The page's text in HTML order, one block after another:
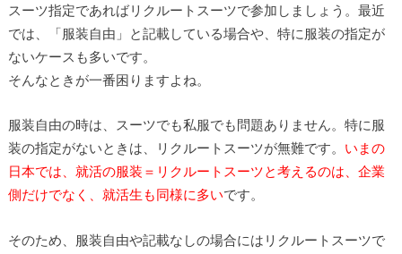
スーツ指定であればリクルートスーツで参加しましょう。最近
では、「服装自由」と記載している場合や、特に服装の指定が
ないケースも多いです。
そんなときが一番困りますよね。
服装自由の時は、スーツでも私服でも問題ありません。特に服
装の指定がないときは、リクルートスーツが無難です。 いまの
日本では、就活の服装＝リクルートスーツと考えるのは、企業
側だけでなく、就活生も同様に多いです。
そのため、服装自由や記載なしの場合にはリクルートスーツで